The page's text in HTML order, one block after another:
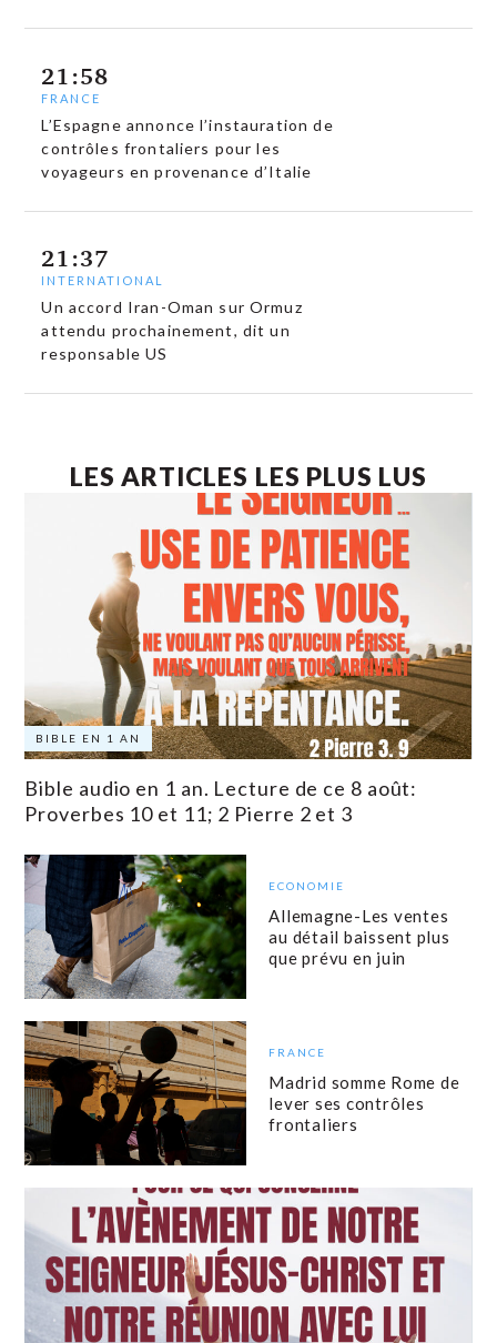
21:58
FRANCE
L’Espagne annonce l’instauration de
contrôles frontaliers pour les
voyageurs en provenance d’Italie
21:37
INTERNATIONAL
Un accord Iran-Oman sur Ormuz
attendu prochainement, dit un
responsable US
LES ARTICLES LES PLUS LUS
BIBLE EN 1 AN
Bible audio en 1 an. Lecture de ce 8 août:
Proverbes 10 et 11; 2 Pierre 2 et 3
ECONOMIE
Allemagne-Les ventes
au détail baissent plus
que prévu en juin
FRANCE
Madrid somme Rome de
lever ses contrôles
frontaliers